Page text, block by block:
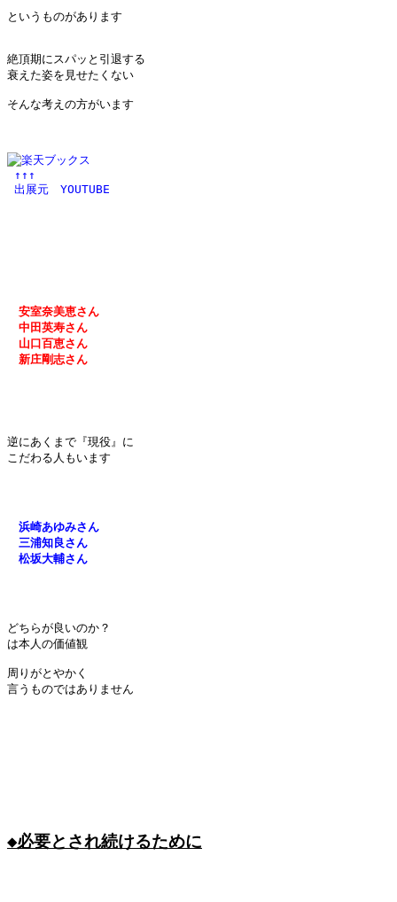
というものがあります
絶頂期にスパッと引退する
衰えた姿を見せたくない
そんな考えの方がいます
↑↑↑
出展元　YOUTUBE
安室奈美恵さん
中田英寿さん
山口百恵さん
新庄剛志さん
逆にあくまで『現役』に
こだわる人もいます
浜崎あゆみさん
三浦知良さん
松坂大輔さん
どちらが良いのか？
は本人の価値観
周りがとやかく
言うものではありません
◆必要とされ続けるために